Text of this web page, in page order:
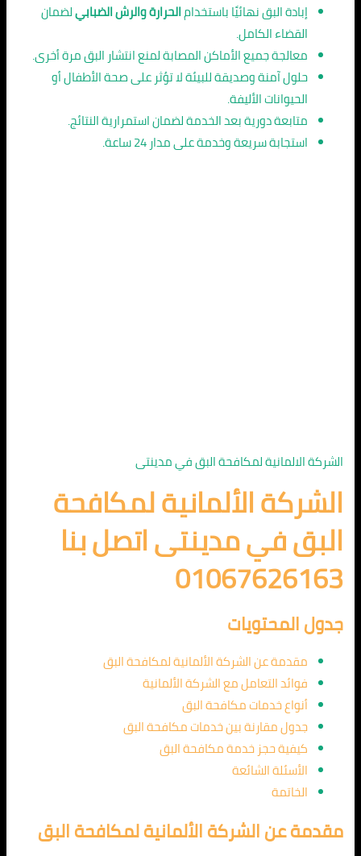
إبادة البق نهائيًا باستخدامالحرارة والرش الضبابيلضمان
القضاء الكامل.
معالجة جميع الأماكن المصابة لمنع انتشار البق مرة أخرى.
حلول آمنة وصديقة للبيئة لا تؤثر على صحة الأطفال أو
الحيوانات الأليفة.
متابعة دورية بعد الخدمة لضمان استمرارية النتائج.
استجابة سريعة وخدمة على مدار 24 ساعة.
الشركة الالمانية لمكافحة البق في مدينتى
الشركة الألمانية لمكافحة
البق في مدينتى اتصل بنا
01067626163
جدول المحتويات
مقدمة عن الشركة الألمانية لمكافحة البق
فوائد التعامل مع الشركة الألمانية
أنواع خدمات مكافحة البق
جدول مقارنة بين خدمات مكافحة البق
كيفية حجز خدمة مكافحة البق
الأسئلة الشائعة
الخاتمة
مقدمة عن الشركة الألمانية لمكافحة البق